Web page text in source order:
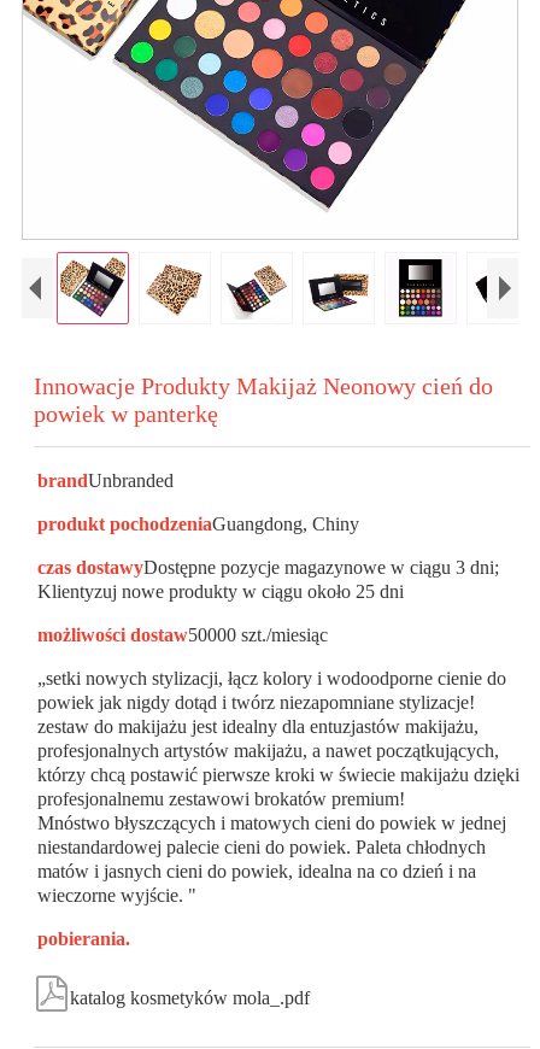
Innowacje Produkty Makijaż Neonowy cień do
powiek w panterkę
brandUnbranded
produkt pochodzeniaGuangdong, Chiny
czas dostawyDostępne pozycje magazynowe w ciągu 3 dni;
Klientyzuj nowe produkty w ciągu około 25 dni
możliwości dostaw50000 szt./miesiąc
„setki nowych stylizacji, łącz kolory i wodoodporne cienie do
powiek jak nigdy dotąd i twórz niezapomniane stylizacje!
zestaw do makijażu jest idealny dla entuzjastów makijażu,
profesjonalnych artystów makijażu, a nawet początkujących,
którzy chcą postawić pierwsze kroki w świecie makijażu dzięki
profesjonalnemu zestawowi brokatów premium!
Mnóstwo błyszczących i matowych cieni do powiek w jednej
niestandardowej palecie cieni do powiek. Paleta chłodnych
matów i jasnych cieni do powiek, idealna na co dzień i na
wieczorne wyjście. "
pobierania.
katalog kosmetyków mola_.pdf